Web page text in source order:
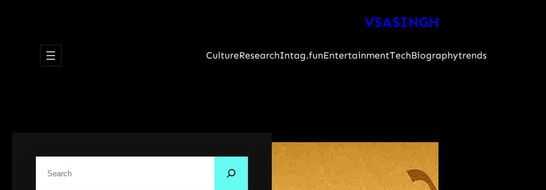
VSASINGH
CultureResearchIntag.funEntertainmentTechBiographytrends